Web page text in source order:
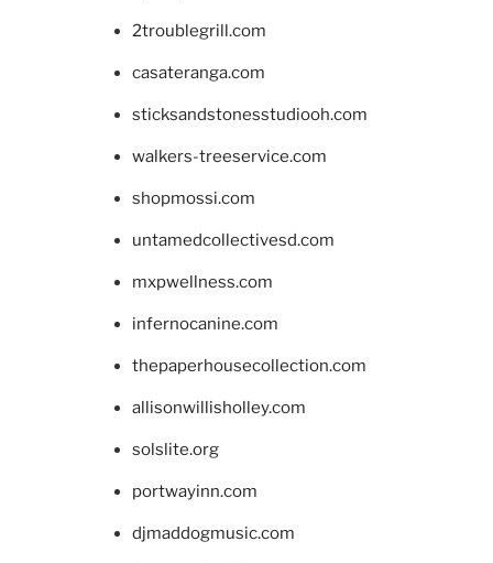
2troublegrill.com
casateranga.com
sticksandstonesstudiooh.com
walkers-treeservice.com
shopmossi.com
untamedcollectivesd.com
mxpwellness.com
infernocanine.com
thepaperhousecollection.com
allisonwillisholley.com
solslite.org
portwayinn.com
djmaddogmusic.com